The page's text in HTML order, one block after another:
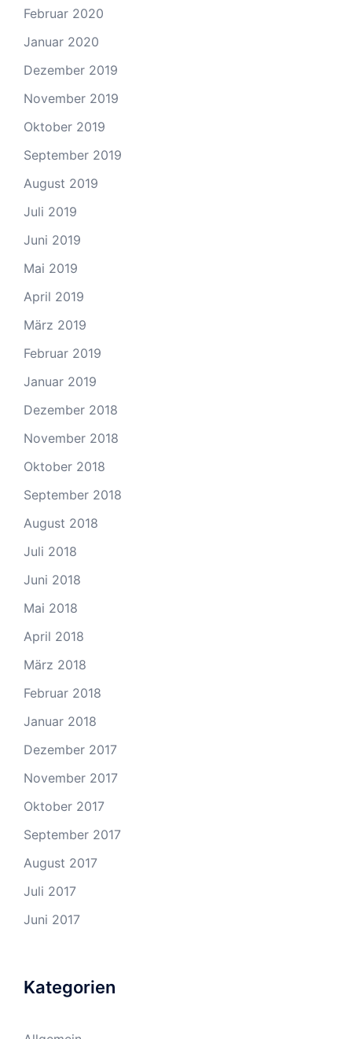
Februar 2020
Januar 2020
Dezember 2019
November 2019
Oktober 2019
September 2019
August 2019
Juli 2019
Juni 2019
Mai 2019
April 2019
März 2019
Februar 2019
Januar 2019
Dezember 2018
November 2018
Oktober 2018
September 2018
August 2018
Juli 2018
Juni 2018
Mai 2018
April 2018
März 2018
Februar 2018
Januar 2018
Dezember 2017
November 2017
Oktober 2017
September 2017
August 2017
Juli 2017
Juni 2017
Kategorien